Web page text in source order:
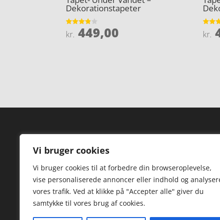
Vi bruger cookies
Vi bruger cookies til at forbedre din browseroplevelse,
vise personaliserede annoncer eller indhold og
vores trafik. Ved at klikke på "Accepter alle" giver du
samtykke til vores brug af cookies.
Dekorationstapeter
Vurderet
3.8
kr. 449,00
3.8
kr.
Forside
Kontakt